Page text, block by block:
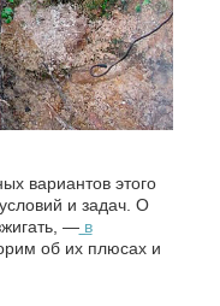
вариантов этого
и задач. О
—в
об их плюсах и